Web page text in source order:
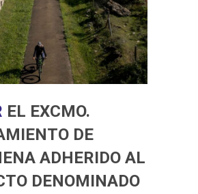
EL EXCMO.
DE
ADHERIDO AL
DENOMINADO